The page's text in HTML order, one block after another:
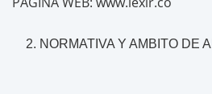
NORMATIVA Y AMBITO DE